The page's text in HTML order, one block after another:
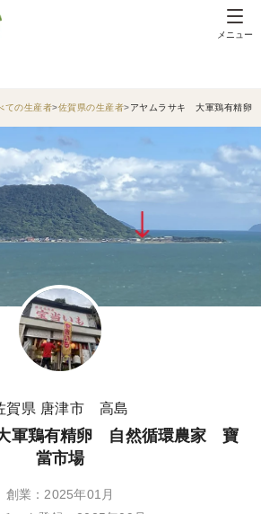
メニュー
ての生産者 佐賀県の生産者 アヤムラサキ 大軍鶏有精卵
賀県 唐津市 高島
軍鶏有精卵 自然循環農家 寶
當市場
創業：2025年01月